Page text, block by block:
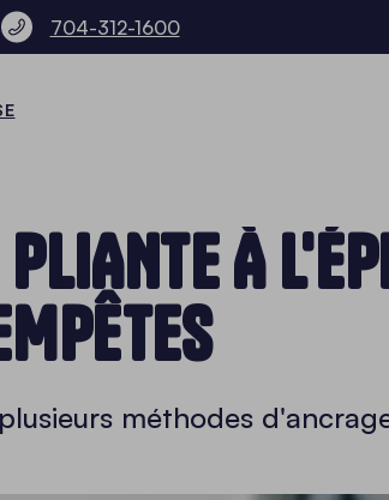
704-312-1600
À
méthodes